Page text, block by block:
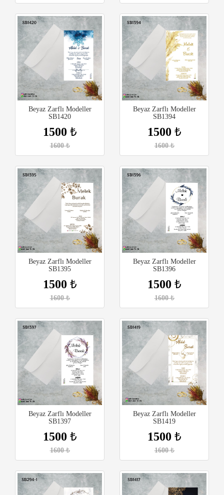
Beyaz Zarflı Modeller
SB1420
1500 ₺
1600₺
Beyaz Zarflı Modeller
SB1394
1500 ₺
1600₺
Beyaz Zarflı Modeller
SB1395
1500 ₺
1600₺
Beyaz Zarflı Modeller
SB1396
1500 ₺
1600₺
Beyaz Zarflı Modeller
SB1397
1500 ₺
1600₺
Beyaz Zarflı Modeller
SB1419
1500 ₺
1600₺